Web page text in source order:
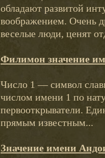
обладают развитой
воображением. Очень
веселые люди, ценят
Филимон значение
Число 1 — символ
числом имени 1 по
первооткрыватели.
прямым известным...
Значение имени